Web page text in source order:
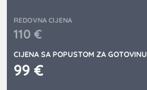
REDOVNA CIJENA
110 €
CIJENA SA POPUSTOM ZA GOTOVINU
99 €